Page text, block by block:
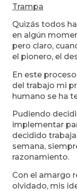
Trampa
Quizás todos
en algún
pero claro,
el pionero, el
En este
del trabajo mi
humano se ha
Pudiendo
implementar
decidido
semana,
razonamiento.
Con el amargo
olvidado, mis